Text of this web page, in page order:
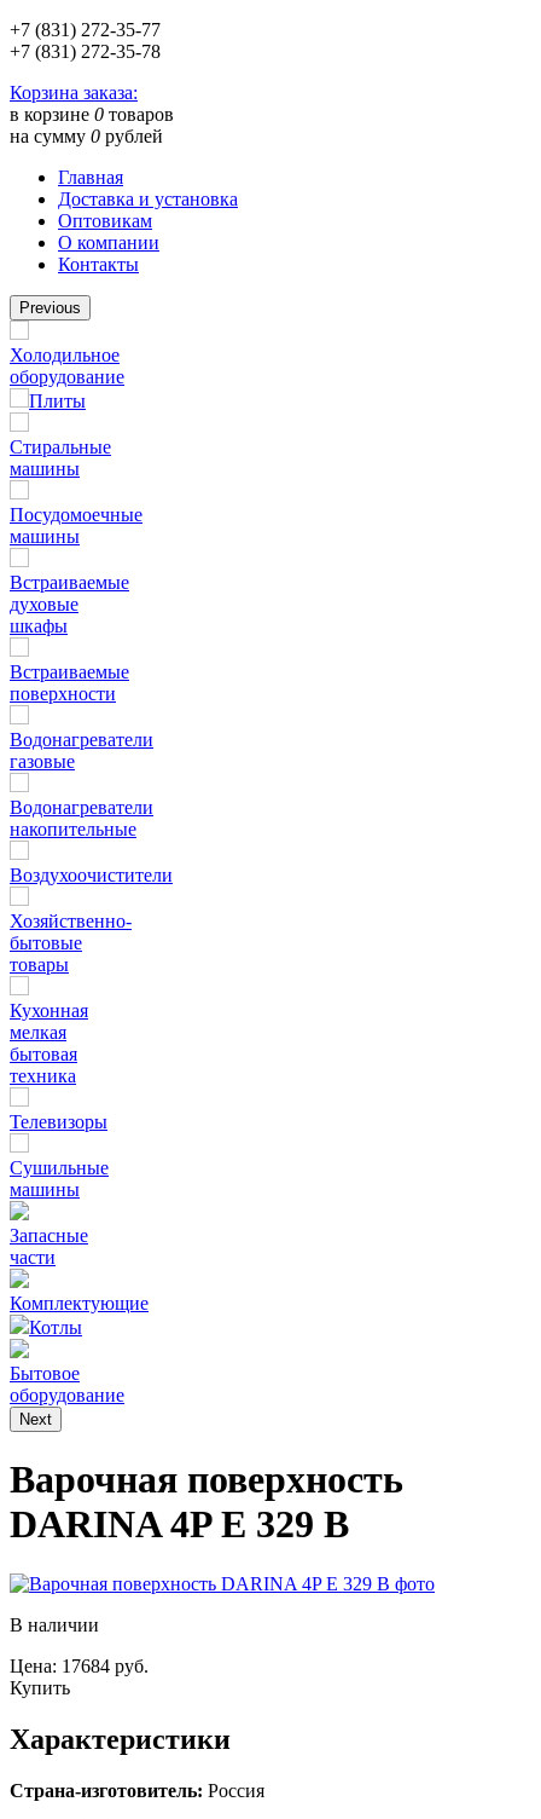
+7 (831) 272-35-77
+7 (831) 272-35-78
Корзина заказа:
в корзине 0 товаров
на сумму 0 рублей
Главная
Доставка и установка
Оптовикам
О компании
Контакты
Previous
Холодильное
оборудование
Плиты
Стиральные
машины
Посудомоечные
машины
Встраиваемые
духовые
шкафы
Встраиваемые
поверхности
Водонагреватели
газовые
Водонагреватели
накопительные
Воздухоочистители
Хозяйственно-
бытовые
товары
Кухонная
мелкая
бытовая
техника
Телевизоры
Сушильные
машины
Запасные
части
Комплектующие
Котлы
Бытовое
оборудование
Next
Варочная поверхность
DARINA 4P E 329 B
В наличии
Цена: 17684 руб.
Купить
Характеристики
Страна-изготовитель: Россия